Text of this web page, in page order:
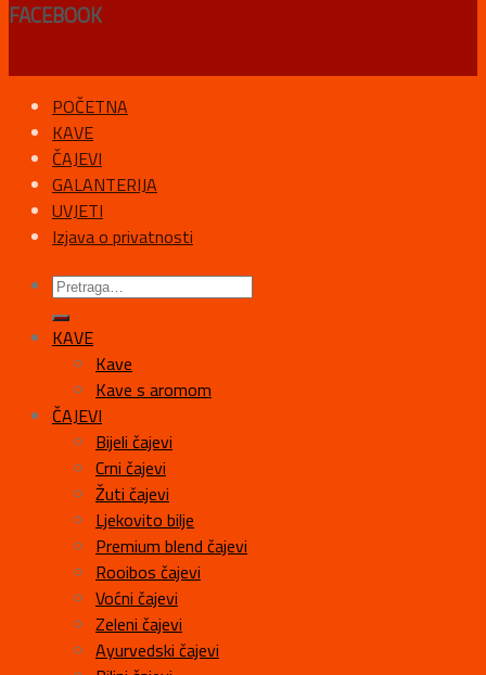
FACEBOOK
POČETNA
KAVE
ČAJEVI
GALANTERIJA
UVJETI
Izjava o privatnosti
KAVE
Kave
Kave s aromom
ČAJEVI
Bijeli čajevi
Crni čajevi
Žuti čajevi
Ljekovito bilje
Premium blend čajevi
Rooibos čajevi
Voćni čajevi
Zeleni čajevi
Ayurvedski čajevi